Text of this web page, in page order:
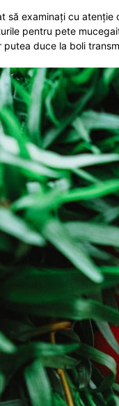
să examinați cu
pentru pete
duce la boli